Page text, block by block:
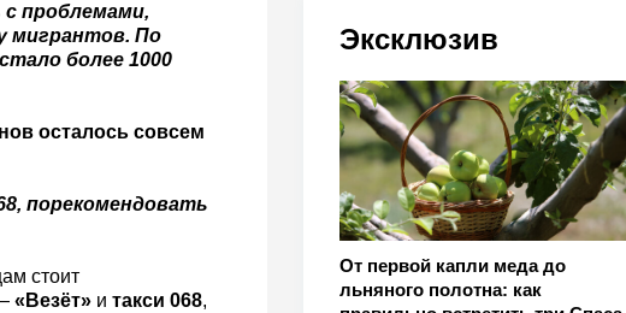
Эксклюзив
От первой капли меда до
льняного полотна: как
проблемами,
мигрантов. По
более 1000
осталось совсем
порекомендовать
стоит
«Везёт»и такси 068,